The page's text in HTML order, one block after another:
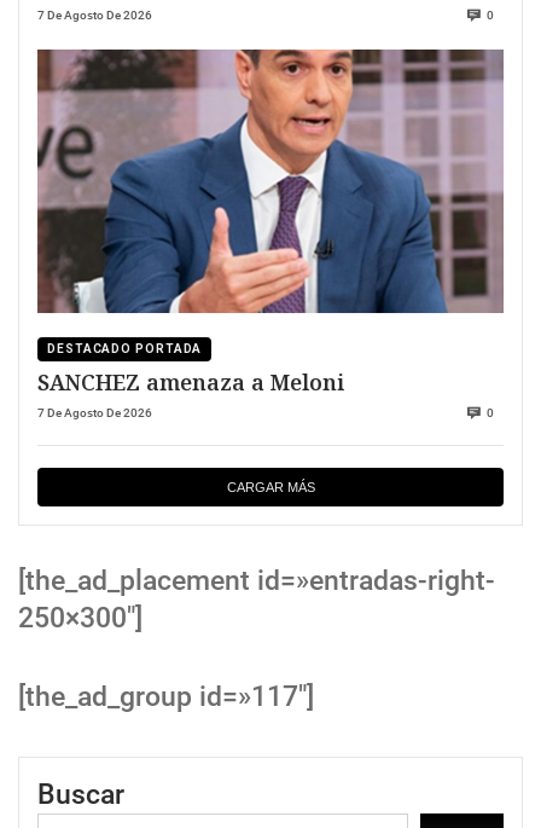
7 De Agosto De 2026 0
DESTACADO PORTADA
SANCHEZ amenaza a Meloni
7 De Agosto De 2026 0
CARGAR MÁS
[the_ad_placement id=»entradas-right-
250×300″]
[the_ad_group id=»117″]
Buscar